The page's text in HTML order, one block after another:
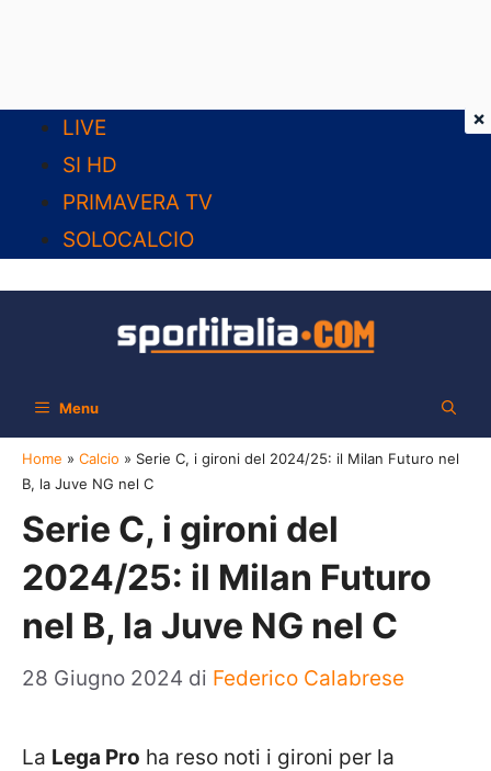
contenuto
LIVE
SI HD
PRIMAVERA TV
SOLOCALCIO
Menu
Home » Calcio » Serie C, i gironi del 2024/25: il Milan Futuro nel
B, la Juve NG nel C
Serie C, i gironi del
2024/25: il Milan Futuro
nel B, la Juve NG nel C
28 Giugno 2024 di Federico Calabrese
La Lega Pro ha reso noti i gironi per la
×